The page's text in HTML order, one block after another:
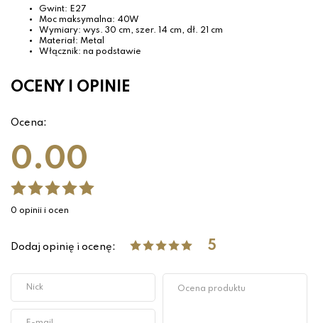
Gwint: E27
Moc maksymalna: 40W
Wymiary: wys. 30 cm, szer. 14 cm, dł. 21 cm
Materiał: Metal
Włącznik: na podstawie
OCENY I OPINIE
Ocena:
0.00
0 opinii i ocen
Dodaj opinię i ocenę: 5